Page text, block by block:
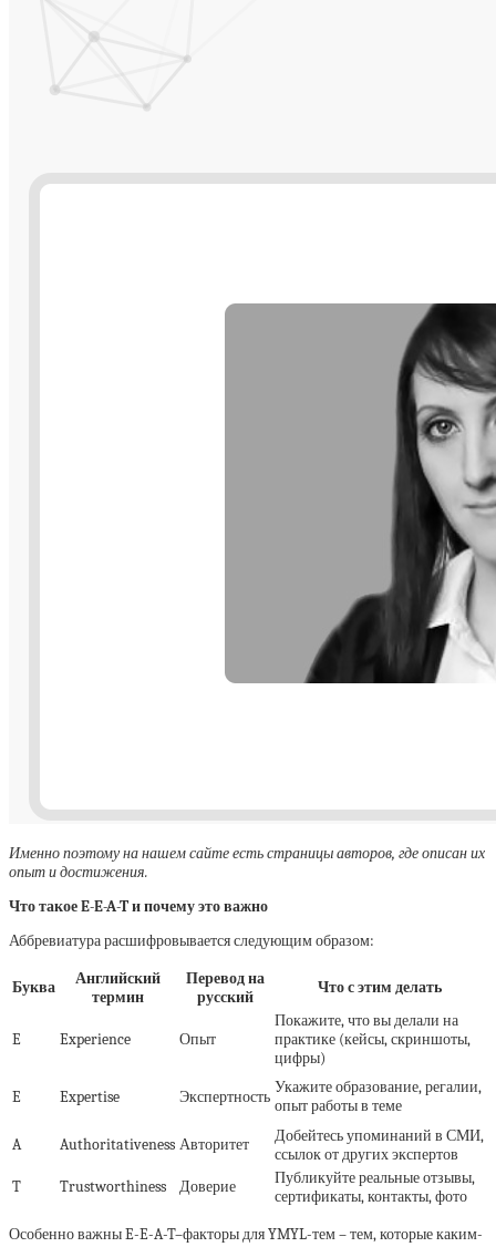
Именно поэтому на нашем сайте есть страницы авторов, где описан их
опыт и достижения.
Что такое E-E-A-T и почему это важно
Аббревиатура расшифровывается следующим образом:
Буква
Английский
термин
Перевод на
русский
Что с этим делать
E Experience Опыт
Покажите, что вы делали на
практике (кейсы, скриншоты,
цифры)
E Expertise Экспертность
Укажите образование, регалии,
опыт работы в теме
A Authoritativeness Авторитет
Добейтесь упоминаний в СМИ,
ссылок от других экспертов
T
Trustworthiness Доверие
Публикуйте реальные отзывы,
сертификаты, контакты, фото
Особенно важны E-E-A-T–факторы для YMYL-тем – тем, которые каким-